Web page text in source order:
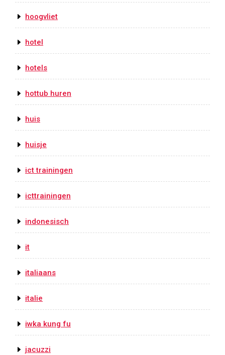
hoogvliet
hotel
hotels
hottub huren
huis
huisje
ict trainingen
icttrainingen
indonesisch
it
italiaans
italie
iwka kung fu
jacuzzi